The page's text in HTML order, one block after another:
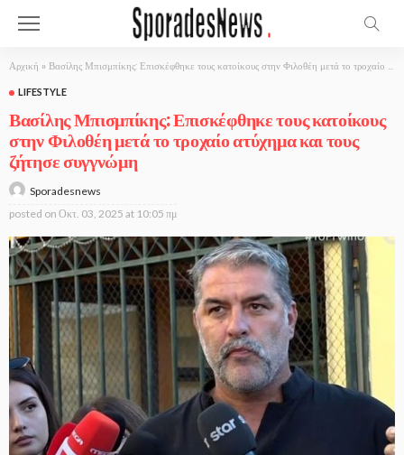
Αρχική » Βασίλης Μπισμπίκης: Επισκέφθηκε τους κατοίκους στην Φιλοθέη μετά το τροχαίο ατύχημα και τους ζήτησε συγγνώμη
LIFESTYLE
Βασίλης Μπισμπίκης: Επισκέφθηκε τους κατοίκους
στην Φιλοθέη μετά το τροχαίο ατύχημα και τους
ζήτησε συγγνώμη
Sporadesnews
posted on Οκτ. 03, 2025 at 10:05 πμ